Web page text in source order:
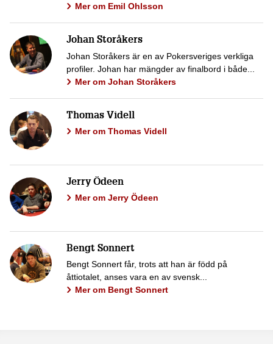
Mer om Emil Ohlsson
Johan Storåkers
Johan Storåkers är en av Pokersveriges verkliga
profiler. Johan har mängder av finalbord i både...
Mer om Johan Storåkers
Thomas Videll
Mer om Thomas Videll
Jerry Ödeen
Mer om Jerry Ödeen
Bengt Sonnert
Bengt Sonnert får, trots att han är född på
åttiotalet, anses vara en av svensk...
Mer om Bengt Sonnert